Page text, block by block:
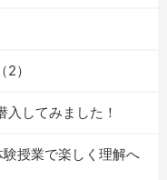
）
してみました！
授業で楽しく理解へ